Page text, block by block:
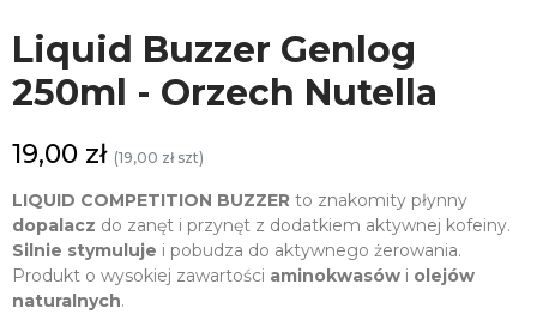
Liquid Buzzer Genlog
250ml - Orzech Nutella
19,00 zł (19,00 zł szt)
LIQUID COMPETITION BUZZER to znakomity płynny
dopalacz do zanęt i przynęt z dodatkiem aktywnej kofeiny.
Silnie stymuluje i pobudza do aktywnego żerowania.
Produkt o wysokiej zawartości aminokwasów i olejów
naturalnych.